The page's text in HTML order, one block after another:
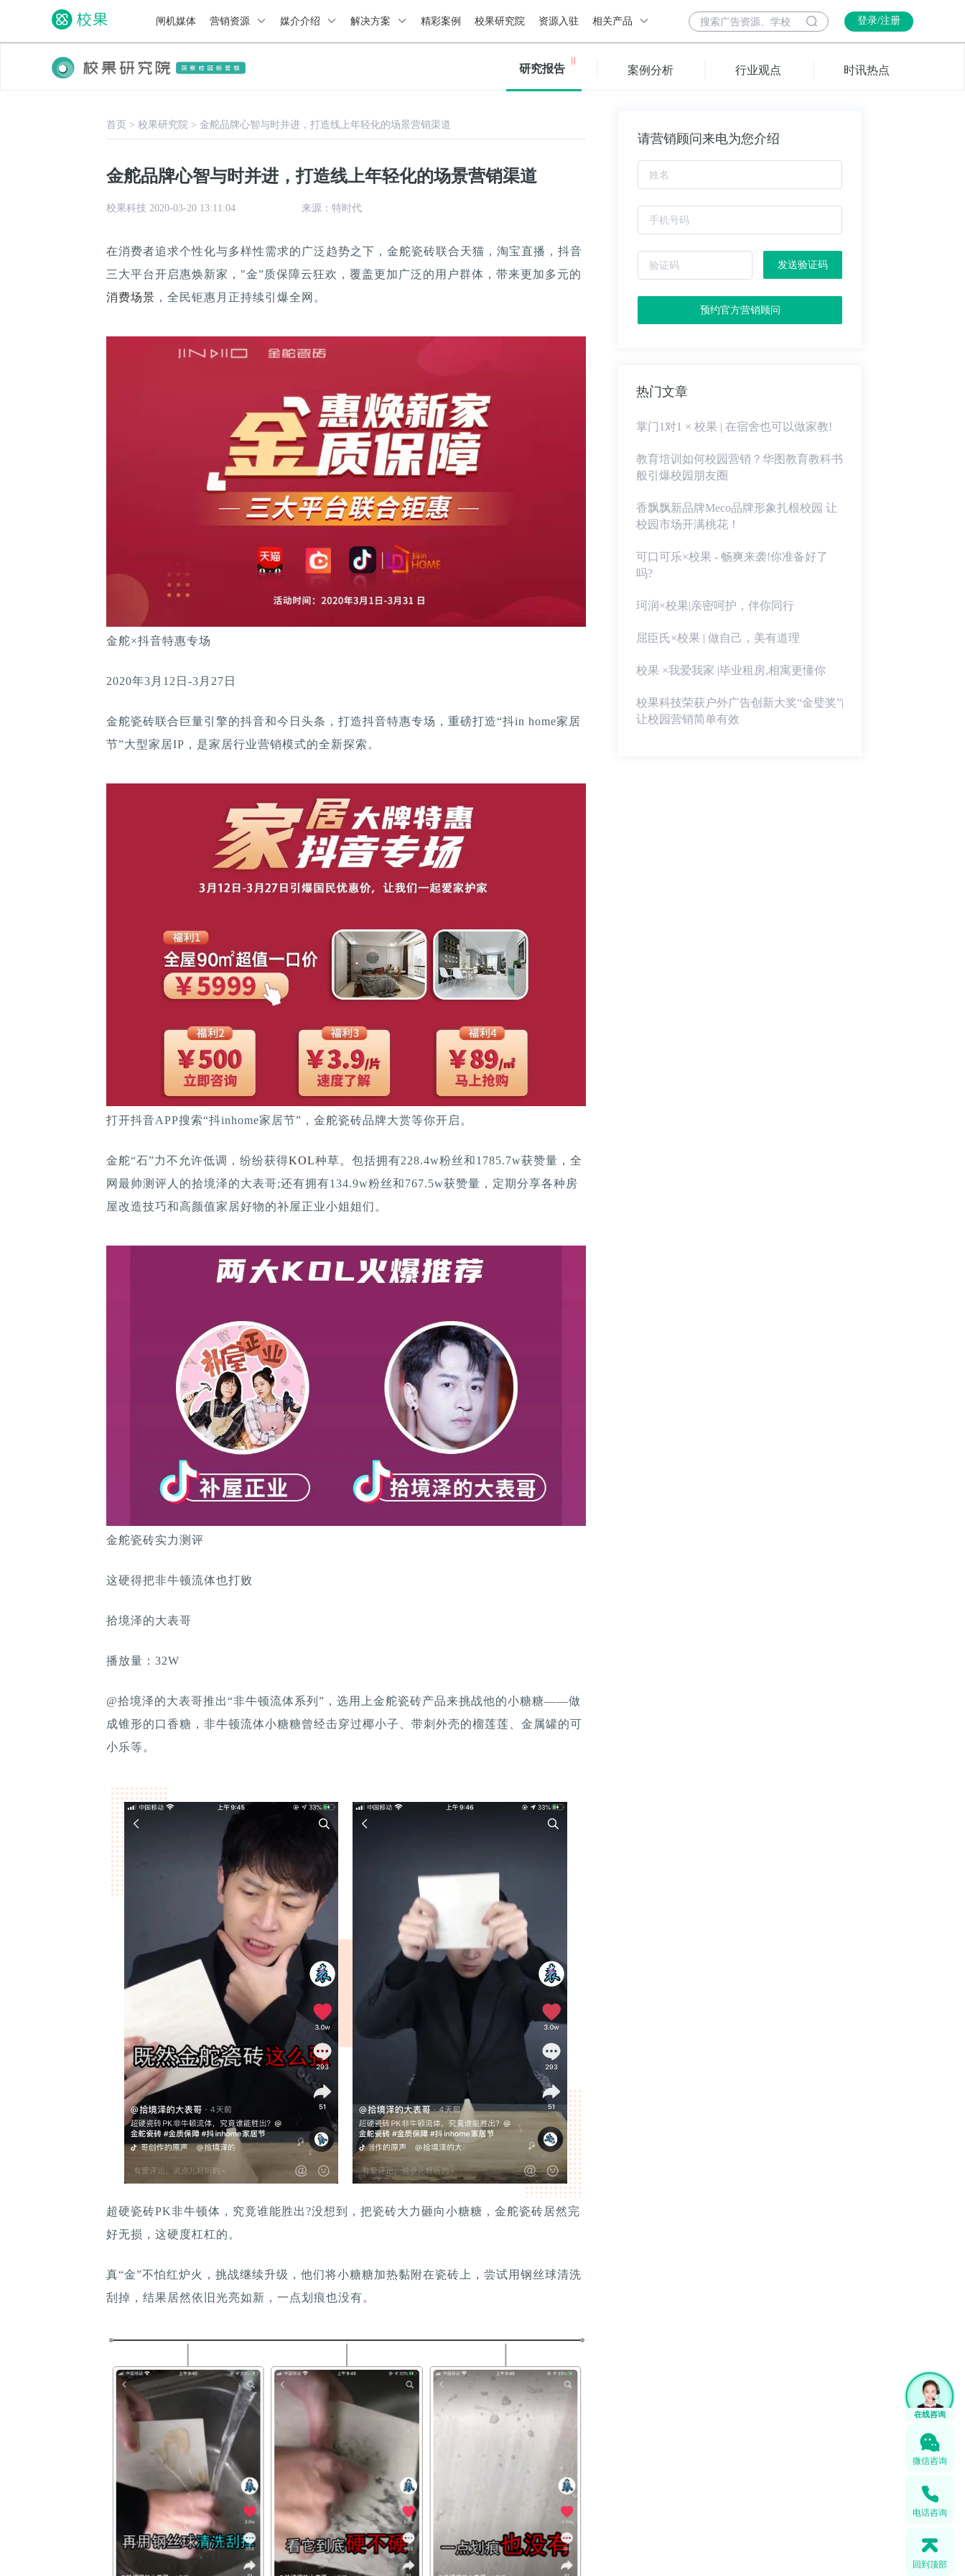
闸机媒体 营销资源 媒介介绍 解决方案 精彩案例 校果研究院 资源入驻 相关产品 登录/注册
研究报告 案例分析 行业观点 时讯热点
首页 > 校果研究院 > 金舵品牌心智与时并进，打造线上年轻化的场景营销渠道
金舵品牌心智与时并进，打造线上年轻化的场景营销渠道
校果科技 2020-03-20 13:11:04 来源：特时代
在消费者追求个性化与多样性需求的广泛趋势之下，金舵瓷砖联合天猫，淘宝直播，抖音
三大平台开启惠焕新家，"金”质保障云狂欢，覆盖更加广泛的用户群体，带来更加多元的
消费场景 ，全民钜惠月正持续引爆全网。
金舵×抖音特惠专场
2020年3月12日-3月27日
金舵瓷砖联合巨量引擎的抖音和今日头条，打造抖音特惠专场，重磅打造“抖in home家居
节”大型家居IP，是家居行业营销模式的全新探索。
打开抖音APP搜索“抖inhome家居节”，金舵瓷砖品牌大赏等你开启。
金舵“石”力不允许低调，纷纷获得KOL种草。包括拥有228.4w粉丝和1785.7w获赞量，全
网最帅测评人的拾境泽的大表哥;还有拥有134.9w粉丝和767.5w获赞量，定期分享各种房
屋改造技巧和高颜值家居好物的补屋正业小姐姐们。
金舵瓷砖实力测评
这硬得把非牛顿流体也打败
拾境泽的大表哥
播放量：32W
@拾境泽的大表哥推出“非牛顿流体系列”，选用上金舵瓷砖产品来挑战他的小糖糖——做
成锥形的口香糖，非牛顿流体小糖糖曾经击穿过椰小子、带刺外壳的榴莲莲、金属罐的可
小乐等。
超硬瓷砖PK非牛顿体，究竟谁能胜出?没想到，把瓷砖大力砸向小糖糖，金舵瓷砖居然完
好无损，这硬度杠杠的。
真“金”不怕红炉火，挑战继续升级，他们将小糖糖加热黏附在瓷砖上，尝试用钢丝球清洗
刮掉，结果居然依旧光亮如新，一点划痕也没有。
请营销顾问来电为您介绍
发送验证码
预约官方营销顾问
热门文章
掌门1对1 × 校果 | 在宿舍也可以做家教!
教育培训如何校园营销？华图教育教科书
般引爆校园朋友圈
香飘飘新品牌Meco品牌形象扎根校园 让
校园市场开满桃花！
可口可乐×校果 - 畅爽来袭!你准备好了
吗?
珂润×校果|亲密呵护，伴你同行
屈臣氏×校果 | 做自己，美有道理
校果 ×我爱我家 |毕业租房,相寓更懂你
校果科技荣获户外广告创新大奖“金璧奖”|
让校园营销简单有效
微信咨询
电话咨询
回到顶部